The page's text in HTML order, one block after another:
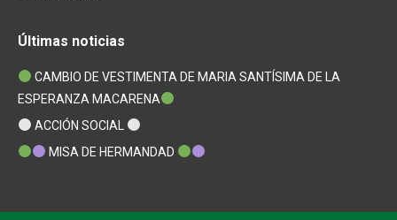
Últimas noticias
CAMBIO DE VESTIMENTA DE MARIA SANTÍSIMA DE LA
ESPERANZA MACARENA
ACCIÓN SOCIAL
MISA DE HERMANDAD